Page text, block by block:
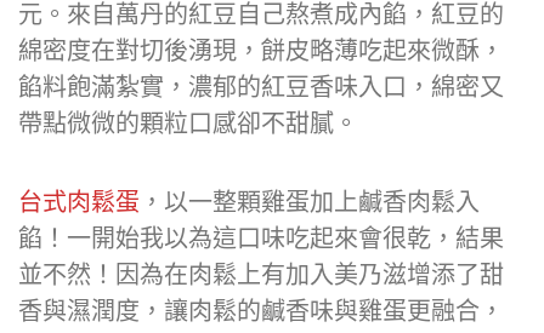
元。來自萬丹的紅豆自己熬煮成內餡，紅豆的
綿密度在對切後湧現，餅皮略薄吃起來微酥，
餡料飽滿紮實，濃郁的紅豆香味入口，綿密又
帶點微微的顆粒口感卻不甜膩。
台式肉鬆蛋 ，以一整顆雞蛋加上鹹香肉鬆入
餡！一開始我以為這口味吃起來會很乾，結果
並不然！因為在肉鬆上有加入美乃滋增添了甜
香與濕潤度，讓肉鬆的鹹香味與雞蛋更融合，